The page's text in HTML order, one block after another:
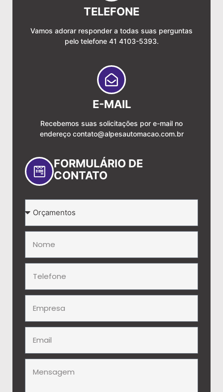
TELEFONE
Vamos adorar responder a todas suas perguntas
pelo telefone 41 4103-5393.
E-MAIL
Recebemos suas solicitações por e-mail no
endereço contato@alpesautomacao.com.br
FORMULÁRIO DE
CONTATO